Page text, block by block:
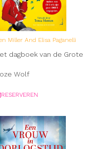
Miller And Elisa Paganelli
dagboek van de Grote
Wolf
RESERVEREN